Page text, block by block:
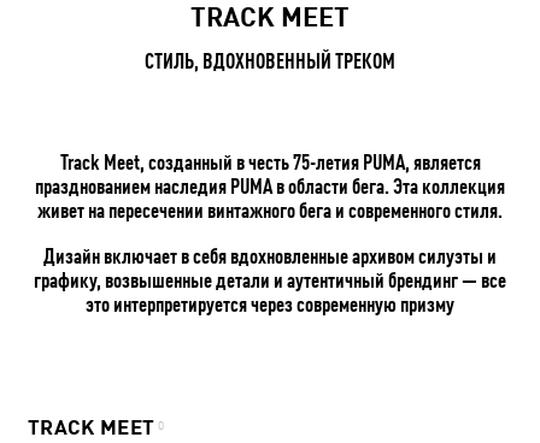
TRACK MEET
СТИЛЬ, ВДОХНОВЕННЫЙ ТРЕКОМ
Track Meet, созданный в честь 75-летия PUMA, является
празднованием наследия PUMA в области бега. Эта коллекция
живет на пересечении винтажного бега и современного стиля.
Дизайн включает в себя вдохновленные архивом силуэты и
графику, возвышенные детали и аутентичный брендинг — все
это интерпретируется через современную призму
TRACK MEET 0